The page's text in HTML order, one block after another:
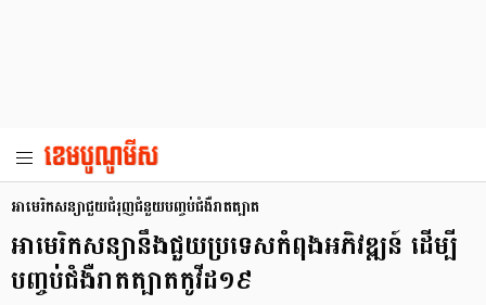
អាមេរិកសន្យាជួយជំរុញជំនួយបញ្ចប់ជំងឺរាតត្បាត
អាមេរិកសន្យានឹងជួយប្រទេសកំពុងអភិវឌ្ឍន៍ ដើម្បី
បញ្ចប់ជំងឺរាតត្បាតកូវីដ១៩